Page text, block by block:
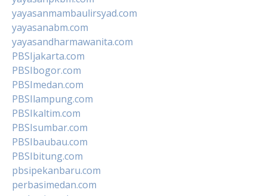
yayasanmambaulirsyad.com
yayasanabm.com
yayasandharmawanita.com
PBSIjakarta.com
PBSIbogor.com
PBSImedan.com
PBSIlampung.com
PBSIkaltim.com
PBSIsumbar.com
PBSIbaubau.com
PBSIbitung.com
pbsipekanbaru.com
perbasimedan.com